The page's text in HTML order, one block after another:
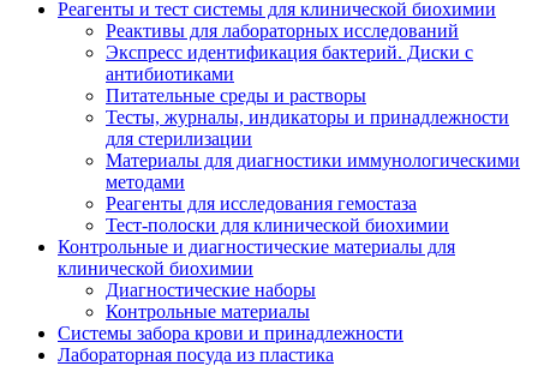
Реагенты и тест системы для клинической биохимии
Реактивы для лабораторных исследований
Экспресс идентификация бактерий. Диски с
антибиотиками
Питательные среды и растворы
Тесты, журналы, индикаторы и принадлежности
для стерилизации
Материалы для диагностики иммунологическими
методами
Реагенты для исследования гемостаза
Тест-полоски для клинической биохимии
Контрольные и диагностические материалы для
клинической биохимии
Диагностические наборы
Контрольные материалы
Системы забора крови и принадлежности
Лабораторная посуда из пластика